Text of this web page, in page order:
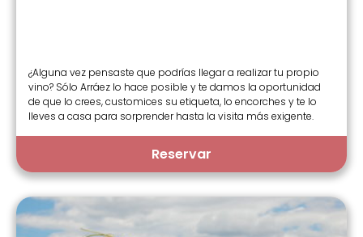
¿Alguna vez pensaste que podrías llegar a realizar tu propio
vino? Sólo Arráez lo hace posible y te damos la oportunidad
de que lo crees, customices su etiqueta, lo encorches y te lo
lleves a casa para sorprender hasta la visita más exigente.
Reservar